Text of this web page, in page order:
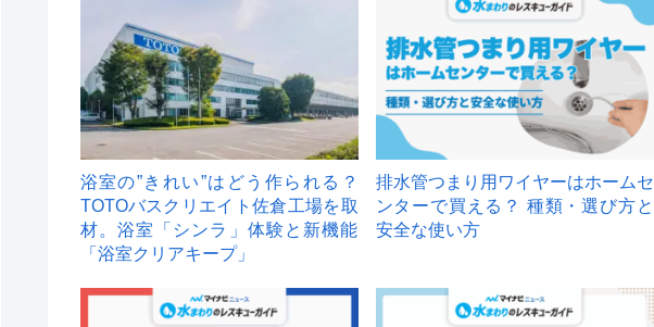
浴室の”きれい”はどう作られる？
TOTOバスクリエイト佐倉工場を取
材。浴室「シンラ」体験と新機能
「浴室クリアキープ」
排水管つまり用ワイヤーはホームセ
ンターで買える？ 種類・選び方と
安全な使い方